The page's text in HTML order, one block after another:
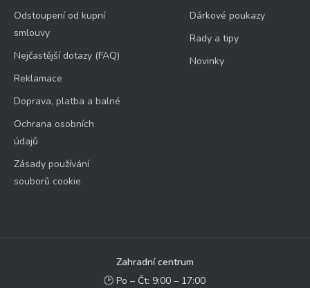
Odstoupení od kupní
smlouvy
Nejčastější dotazy (FAQ)
Reklamace
Doprava, platba a balné
Ochrana osobních
údajů
Zásady používání
souborů cookie
Dárkové poukazy
Rady a tipy
Novinky
Zahradní centrum
🕑 Po – Čt: 9:00 – 17:00